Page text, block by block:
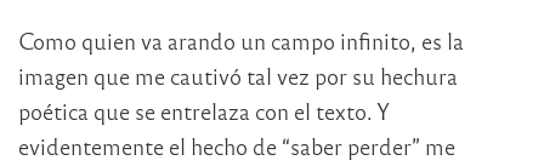
Como quien va arando un campo infinito, es la
imagen que me cautivó tal vez por su hechura
poética que se entrelaza con el texto. Y
evidentemente el hecho de “saber perder” me